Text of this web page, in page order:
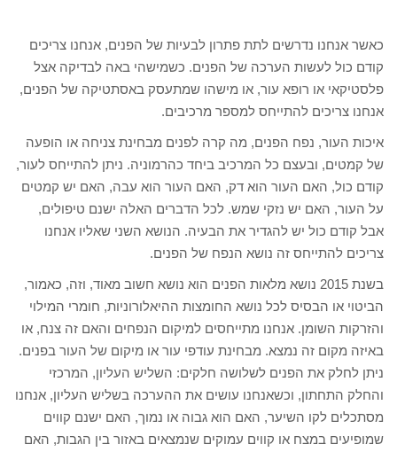
כאשר אנחנו נדרשים לתת פתרון לבעיות של הפנים, אנחנו צריכים
קודם כול לעשות הערכה של הפנים. כשמישהי באה לבדיקה אצל
פלסטיקאי או רופא עור, או מישהו שמתעסק באסתטיקה של הפנים,
אנחנו צריכים להתייחס למספר מרכיבים.
איכות העור, נפח הפנים, מה קרה לפנים מבחינת צניחה או הופעה
של קמטים, ובעצם כל המרכיב ביחד כהרמוניה. ניתן להתייחס לעור,
קודם כול, האם העור הוא דק, האם העור הוא עבה, האם יש קמטים
על העור, האם יש נזקי שמש. לכל הדברים האלה ישנם טיפולים,
אבל קודם כול יש להגדיר את הבעיה. הנושא השני שאליו אנחנו
צריכים להתייחס זה נושא הנפח של הפנים.
בשנת 2015 נושא מלאות הפנים הוא נושא חשוב מאוד, וזה, כאמור,
הביטוי או הבסיס לכל נושא החומצות ההיאלורוניות, חומרי המילוי
והזרקות השומן. אנחנו מתייחסים למיקום הנפחים והאם זה צנח, או
באיזה מקום זה נמצא. מבחינת עודפי עור או מיקום של העור בפנים.
ניתן לחלק את הפנים לשלושה חלקים: השליש העליון, המרכזי
והחלק התחתון, וכשאנחנו עושים את ההערכה בשליש העליון, אנחנו
מסתכלים לקו השיער, האם הוא גבוה או נמוך, האם ישנם קווים
שמופיעים במצח או קווים עמוקים שנמצאים באזור בין הגבות, האם